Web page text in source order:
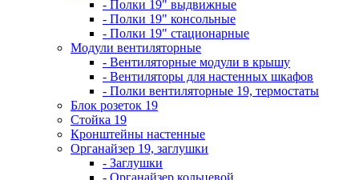
- Полки 19" выдвижные
- Полки 19" консольные
- Полки 19" стационарные
Модули вентиляторные
- Вентиляторные модули в крышу
- Вентиляторы для настенных шкафов
- Полки вентиляторные 19, термостаты
Блок розеток 19
Стойка 19
Кронштейны настенные
Органайзер 19, заглушки
- Заглушки
- Органайзер кольцевой